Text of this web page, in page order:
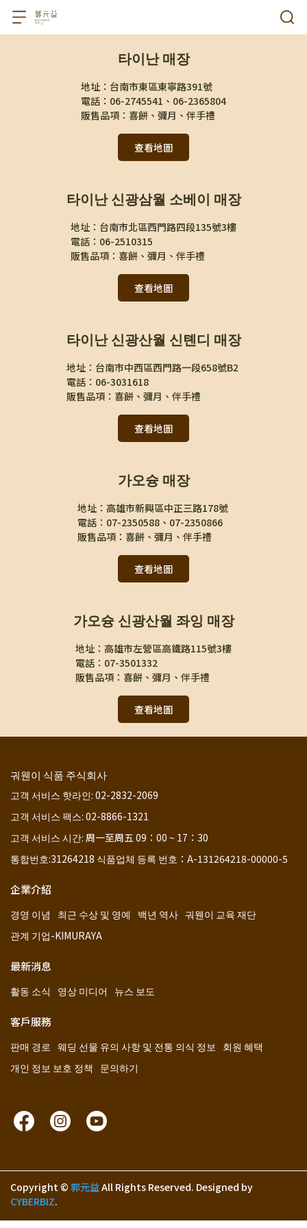
타이난 매장
地址：台南市東區東寧路391號
電話：06-2745541、06-2365804
販售品項：喜餅、彌月、伴手禮
查看地圖
타이난 신광삼월 소베이 매장
地址：台南市北區西門路四段135號3樓
電話：06-2510315
販售品項：喜餅、彌月、伴手禮
查看地圖
타이난 신광산월 신톈디 매장
地址：台南市中西區西門路一段658號B2
電話：06-3031618
販售品項：喜餅、彌月、伴手禮
查看地圖
가오슝 매장
地址：高雄市新興區中正三路178號
電話：07-2350588、07-2350866
販售品項：喜餅、彌月、伴手禮
查看地圖
가오슝 신광산월 좌잉 매장
地址：高雄市左營區高鐵路115號3樓
電話：07-3501332
販售品項：喜餅、彌月、伴手禮
查看地圖
궈웬이 식품 주식회사
고객 서비스 핫라인: 02-2832-2069
고객 서비스 팩스: 02-8866-1321
고객 서비스 시간: 周一至周五 09：00 ~ 17：30
통합번호:31264218 식품업체 등록 번호：A-131264218-00000-5
企業介紹
경영 이념 최근 수상 및 영예 백년 역사 궈웬이 교육 재단
관계 기업-KIMURAYA
最新消息
활동 소식 영상 미디어 뉴스 보도
客戶服務
판매 경로 웨딩 선물 유의 사항 및 전통 의식 정보 회원 혜택
개인 정보 보호 정책
문의하기
Copyright © 郭元益All Rights Reserved. Designed by
CYBERBIZ.